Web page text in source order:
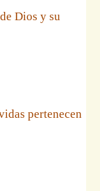
Dios y su
pertenecen